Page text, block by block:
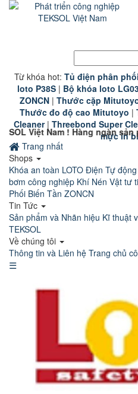
Từ khóa hot: Tủ điện phân phối
loto P38S| Bộ khóa loto
ZONCN| Thước cặp
Thước đo độ cao Mitutoyo |
Cleaner| Threebond Super
mực in
! Hàng ngàn sản phẩm
Trang nhất
Shops
Khóa an toàn LOTO Điện Tự
bơm công nghiệp Khí Nén Vật tư
Phối Biến Tần ZONCN
Tin Tức
Sản phẩm và Nhãn hiệu Kĩ thuật
TEKSOL
Về chúng tôi
Thông tin và Liên hệ Trang chủ
☰